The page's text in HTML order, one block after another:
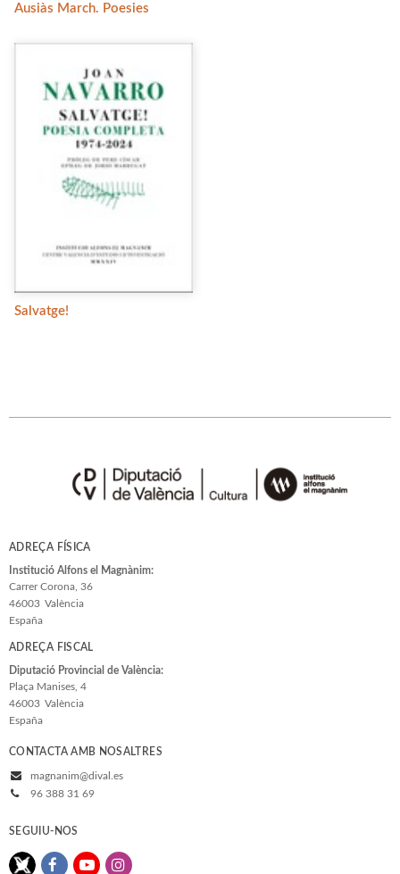
Ausiàs March. Poesies
Salvatge!
ADREÇA FÍSICA
Institució Alfons el Magnànim:
Carrer Corona, 36
46003 València
España
ADREÇA FISCAL
Diputació Provincial de València:
Plaça Manises, 4
46003 València
España
CONTACTA AMB NOSALTRES
magnanim@dival.es
96 388 31 69
SEGUIU-NOS